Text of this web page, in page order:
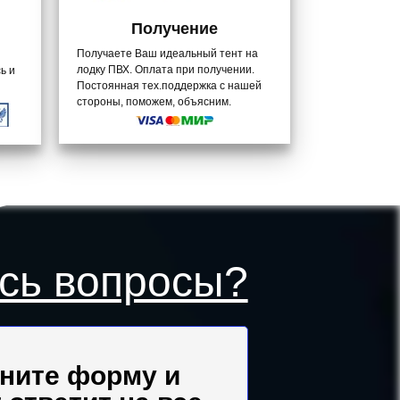
трудоустроены
и
Получение
Получаете Ваш идеальный тент на
лодку ПВХ. Оплата при получении.
Постоянная тех.поддержка с нашей
стороны, поможем, объясним.
вопросы?
форму и